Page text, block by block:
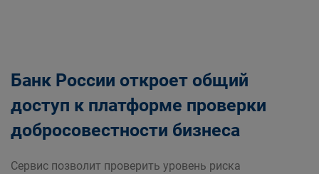
Банк России откроет общий
доступ к платформе проверки
добросовестности бизнеса
Сервис позволит проверить уровень риска